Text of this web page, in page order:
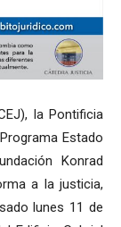
la Pontificia
Estado
Konrad
a la justicia,
lunes 11 de